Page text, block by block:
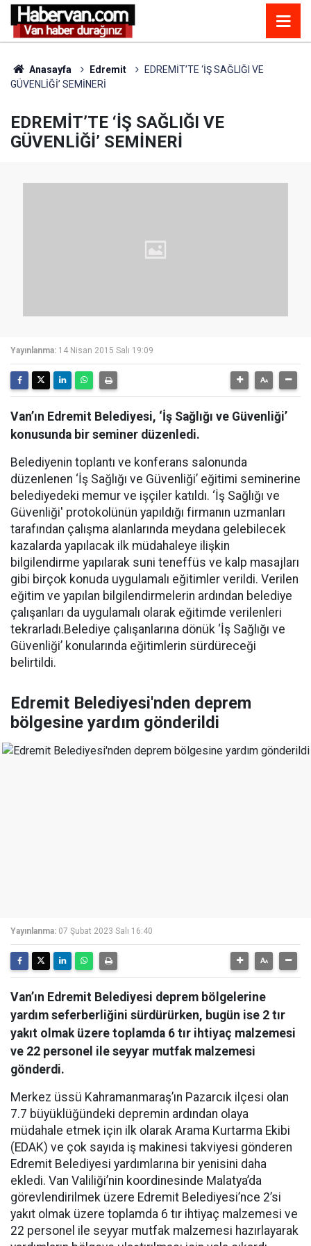
Anasayfa Edremit
EDREMİT’TE ‘İŞ SAĞLIĞI VE
GÜVENLİĞİ’ SEMİNERİ
EDREMİT’TE ‘İŞ SAĞLIĞI VE
GÜVENLİĞİ’ SEMİNERİ
Yayınlanma: 14 Nisan 2015 Salı 19:09
Van’ın Edremit Belediyesi, ‘İş Sağlığı ve Güvenliği’
konusunda bir seminer düzenledi.
Belediyenin toplantı ve konferans salonunda
düzenlenen ‘İş Sağlığı ve Güvenliği’ eğitimi seminerine
belediyedeki memur ve işçiler katıldı. ‘İş Sağlığı ve
Güvenliği' protokolünün yapıldığı firmanın uzmanları
tarafından çalışma alanlarında meydana gelebilecek
kazalarda yapılacak ilk müdahaleye ilişkin
bilgilendirme yapılarak suni teneffüs ve kalp masajları
gibi birçok konuda uygulamalı eğitimler verildi. Verilen
eğitim ve yapılan bilgilendirmelerin ardından belediye
çalışanları da uygulamalı olarak eğitimde verilenleri
tekrarladı.Belediye çalışanlarına dönük ‘İş Sağlığı ve
Güvenliği’ konularında eğitimlerin sürdüreceği
belirtildi.
Edremit Belediyesi'nden deprem
bölgesine yardım gönderildi
Yayınlanma: 07 Şubat 2023 Salı 16:40
Van’ın Edremit Belediyesi deprem bölgelerine
yardım seferberliğini sürdürürken, bugün ise 2 tır
yakıt olmak üzere toplamda 6 tır ihtiyaç malzemesi
ve 22 personel ile seyyar mutfak malzemesi
gönderdi.
Merkez üssü Kahramanmaraş’ın Pazarcık ilçesi olan
7.7 büyüklüğündeki depremin ardından olaya
müdahale etmek için ilk olarak Arama Kurtarma Ekibi
(EDAK) ve çok sayıda iş makinesi takviyesi gönderen
Edremit Belediyesi yardımlarına bir yenisini daha
ekledi. Van Valiliği’nin koordinesinde Malatya’da
görevlendirilmek üzere Edremit Belediyesi’nce 2’si
yakıt olmak üzere toplamda 6 tır ihtiyaç malzemesi ve
22 personel ile seyyar mutfak malzemesi hazırlayarak